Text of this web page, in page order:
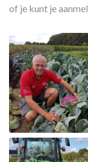
of je kunt je